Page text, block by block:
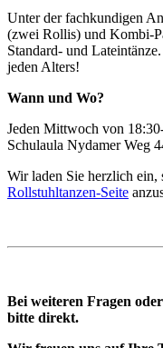
Unter der fachkundigen
(zwei Rollis) und Kombi-
Standard- und
jeden Alters!
Wann und Wo?
Jeden Mittwoch von
Schulaula Nydamer Weg
Wir laden Sie herzlich ein,
Rollstuhltanzen-Seite
Bei weiteren Fragen
bitte direkt.